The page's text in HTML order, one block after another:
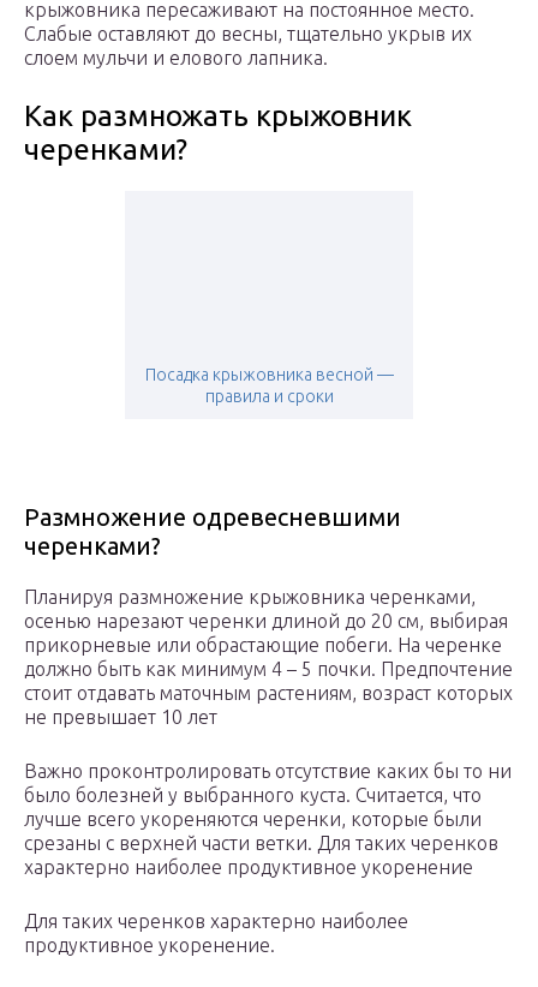
крыжовника пересаживают на постоянное место.
Слабые оставляют до весны, тщательно укрыв их
слоем мульчи и елового лапника.
Как размножать крыжовник
черенками?
Посадка крыжовника весной —
правила и сроки
Размножение одревесневшими
черенками?
Планируя размножение крыжовника черенками,
осенью нарезают черенки длиной до 20 см, выбирая
прикорневые или обрастающие побеги. На черенке
должно быть как минимум 4 – 5 почки. Предпочтение
стоит отдавать маточным растениям, возраст которых
не превышает 10 лет
Важно проконтролировать отсутствие каких бы то ни
было болезней у выбранного куста. Считается, что
лучше всего укореняются черенки, которые были
срезаны с верхней части ветки. Для таких черенков
характерно наиболее продуктивное укоренение
Для таких черенков характерно наиболее
продуктивное укоренение.